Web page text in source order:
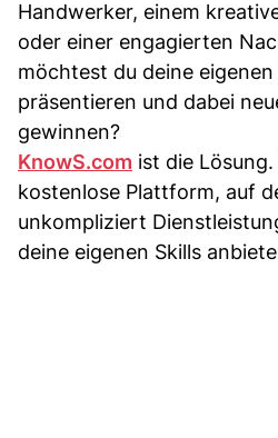
Handwerker, einem
oder einer engagierten
möchtest du deine
präsentieren und dabei
gewinnen?
KnowS.com ist die
kostenlose Plattform, auf
unkompliziert
deine eigenen Skills